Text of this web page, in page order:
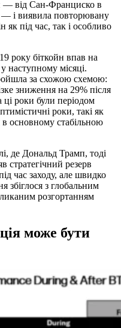
— від Сан-Франциско в
— і виявила повторювану
як під час, так і особливо
року біткойн впав на
наступному місяці.
за схожою схемою:
зниження на 29% після
роки були періодом
роки, такі як
в основному стабільною
де Дональд Трамп, тоді
стратегічний резерв
час заходу, але швидко
збіглося з глобальним
розгортанням
може бути